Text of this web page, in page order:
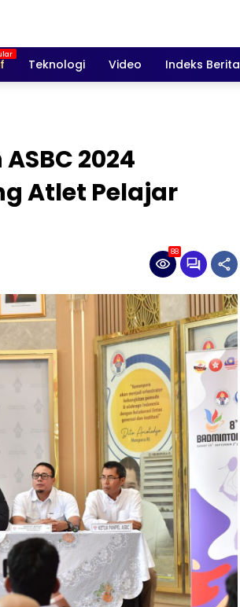
Teknologi Video Indeks Berita
2024
Atlet Pelajar
88